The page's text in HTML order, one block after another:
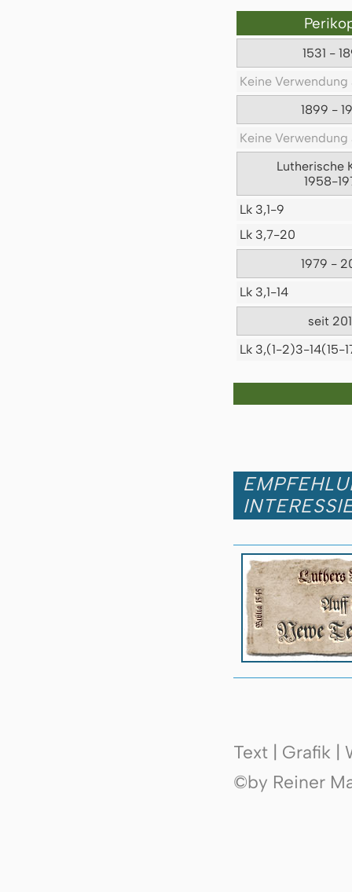
1531 -
Keine
1899 -
Keine
Lutherische
1958-
Lk 3,1-9
Lk 3,7-20
1979 -
Lk 3,1-14
seit
Lk 3,(1-2)3-14(15-
Text | Grafik |
©by Reiner